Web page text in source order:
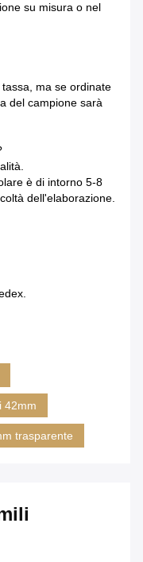
su misura o nel
ma se ordinate
del campione sarà
è di intorno 5-8
dell'elaborazione.
42mm
trasparente